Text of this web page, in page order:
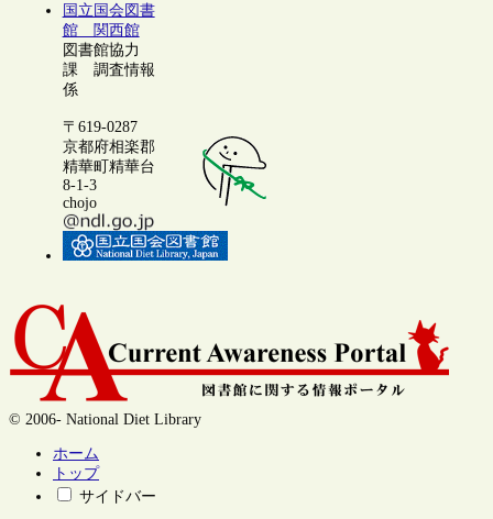
国立国会図書
館 関西館
図書館協力
課 調査情報
係
〒619-0287
京都府相楽郡
精華町精華台
8-1-3
chojo
© 2006- National Diet Library
ホーム
トップ
サイドバー